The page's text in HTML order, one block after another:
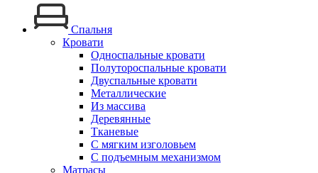
Спальня
Кровати
Односпальные кровати
Полутороспальные кровати
Двуспальные кровати
Металлические
Из массива
Деревянные
Тканевые
С мягким изголовьем
С подъемным механизмом
Матрасы